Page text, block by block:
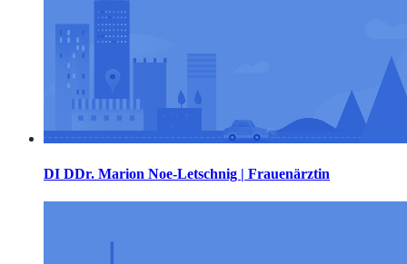
DI DDr. Marion Noe-Letschnig | Frauenärztin